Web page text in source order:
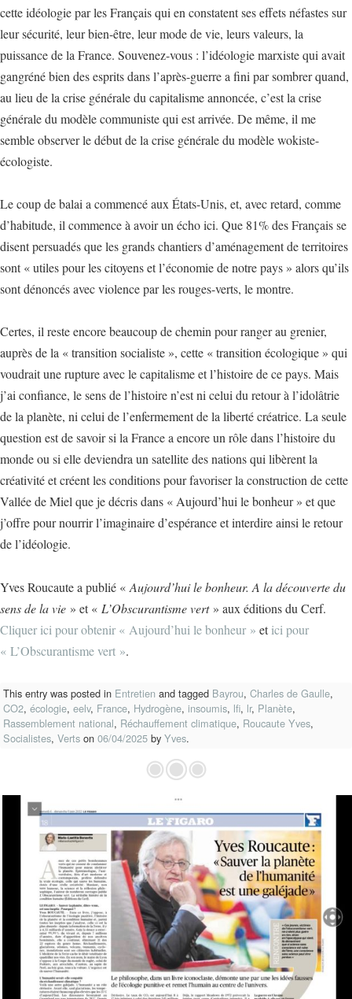
cette idéologie par les Français qui en constatent ses effets néfastes sur
leur sécurité, leur bien-être, leur mode de vie, leurs valeurs, la
puissance de la France. Souvenez-vous : l’idéologie marxiste qui avait
gangréné bien des esprits dans l’après-guerre a fini par sombrer quand,
au lieu de la crise générale du capitalisme annoncée, c’est la crise
générale du modèle communiste qui est arrivée. De même, il me
semble observer le début de la crise générale du modèle wokiste-
écologiste.
Le coup de balai a commencé aux États-Unis, et, avec retard, comme
d’habitude, il commence à avoir un écho ici. Que 81% des Français se
disent persuadés que les grands chantiers d’aménagement de territoires
sont « utiles pour les citoyens et l’économie de notre pays » alors qu’ils
sont dénoncés avec violence par les rouges-verts, le montre.
Certes, il reste encore beaucoup de chemin pour ranger au grenier,
auprès de la « transition socialiste », cette « transition écologique » qui
voudrait une rupture avec le capitalisme et l’histoire de ce pays. Mais
j’ai confiance, le sens de l’histoire n’est ni celui du retour à l’idolâtrie
de la planète, ni celui de l’enfermement de la liberté créatrice. La seule
question est de savoir si la France a encore un rôle dans l’histoire du
monde ou si elle deviendra un satellite des nations qui libèrent la
créativité et créent les conditions pour favoriser la construction de cette
Vallée de Miel que je décris dans « Aujourd’hui le bonheur » et que
j’offre pour nourrir l’imaginaire d’espérance et interdire ainsi le retour
de l’idéologie.
Yves Roucaute a publié « Aujourd’hui le bonheur. A la découverte du
sens de la vie » et « L’Obscurantisme vert» aux éditions du Cerf.
Cliquer ici pour obtenir « Aujourd’hui le bonheur » etici pour
« L’Obscurantisme vert ».
This entry was posted in Entretien and tagged Bayrou, Charles de Gaulle,
CO2, écologie, eelv, France, Hydrogène, insoumis, lfi, lr, Planète,
Rassemblement national, Réchauffement climatique, Roucaute Yves,
Socialistes, Verts on 06/04/2025 by Yves.